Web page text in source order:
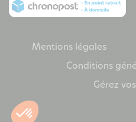
Mentions légales
Conditions
Gérez